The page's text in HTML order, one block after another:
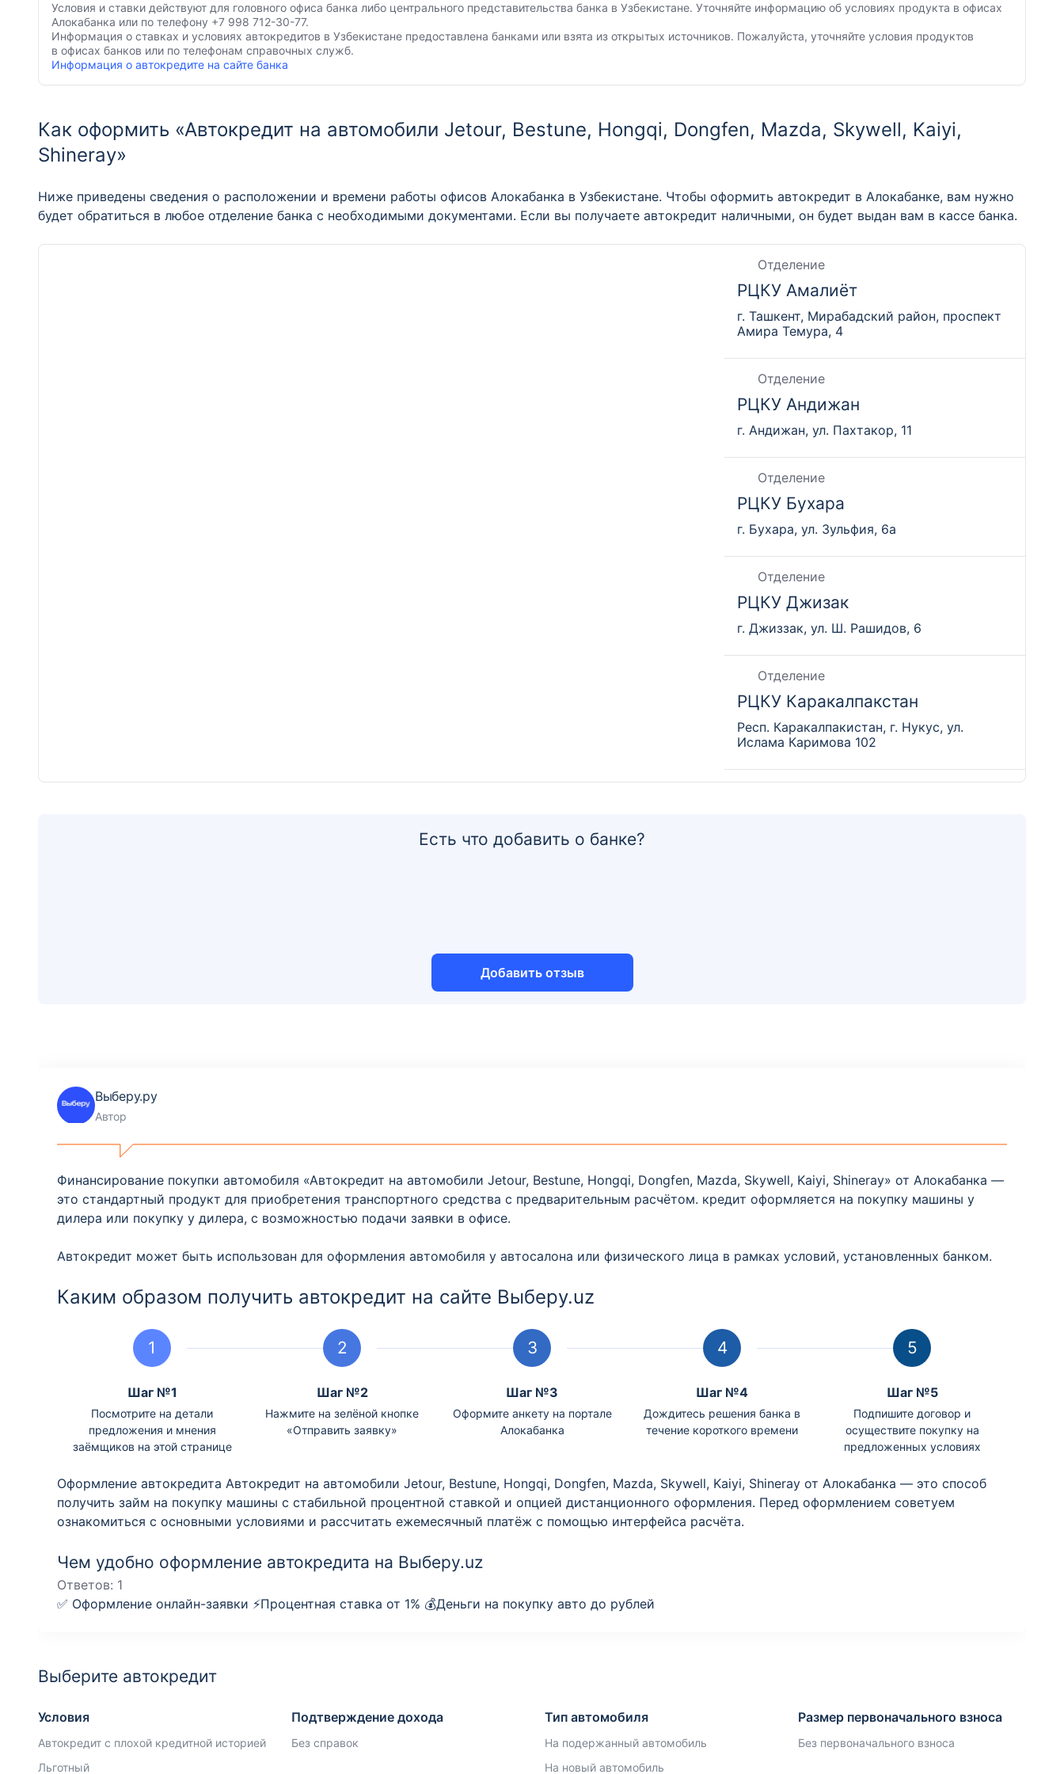
Условия и ставки действуют для головного офиса банка либо центрального представительства банка в Узбекистане. Уточняйте информацию об условиях продукта в офисах
Алокабанка или по телефону +7 998 712-30-77.
Информация о ставках и условиях автокредитов в Узбекистане предоставлена банками или взята из открытых источников. Пожалуйста, уточняйте условия продуктов
в офисах банков или по телефонам справочных служб.
Информация о автокредите на сайте банка
Как оформить «Автокредит на автомобили Jetour, Bestune, Hongqi, Dongfen, Mazda, Skywell, Kaiyi,
Shineray»
Ниже приведены сведения о расположении и времени работы офисов Алокабанка в Узбекистане. Чтобы оформить автокредит в Алокабанке, вам нужно
будет обратиться в любое отделение банка с необходимыми документами. Если вы получаете автокредит наличными, он будет выдан вам в кассе банка.
Отделение
РЦКУ Амалиёт
г. Ташкент, Мирабадский район, проспект
Амира Темура, 4
Отделение
РЦКУ Андижан
г. Андижан, ул. Пахтакор, 11
Отделение
РЦКУ Бухара
г. Бухара, ул. Зульфия, 6а
Отделение
РЦКУ Джизак
г. Джиззак, ул. Ш. Рашидов, 6
Отделение
РЦКУ Каракалпакстан
Респ. Каракалпакистан, г. Нукус, ул.
Ислама Каримова 102
г. Наманган, ул. Туракургон, 75
Есть что добавить о банке?
Добавить отзыв
Выберу.ру
Автор
Финансирование покупки автомобиля «Автокредит на автомобили Jetour, Bestune, Hongqi, Dongfen, Mazda, Skywell, Kaiyi, Shineray» от Алокабанка —
это стандартный продукт для приобретения транспортного средства с предварительным расчётом. кредит оформляется на покупку машины у
дилера или покупку у дилера, с возможностью подачи заявки в офисе.
Автокредит может быть использован для оформления автомобиля у автосалона или физического лица в рамках условий, установленных банком.
Каким образом получить автокредит на сайте Выберу.uz
Шаг №1
Посмотрите на детали
предложения и мнения
заёмщиков на этой странице
Шаг №2
Нажмите на зелёной кнопке
«Отправить заявку»
Шаг №3
Оформите анкету на портале
Алокабанка
Шаг №4
Дождитесь решения банка в
течение короткого времени
Шаг №5
Подпишите договор и
осуществите покупку на
предложенных условиях
Оформление автокредита Автокредит на автомобили Jetour, Bestune, Hongqi, Dongfen, Mazda, Skywell, Kaiyi, Shineray от Алокабанка — это способ
получить займ на покупку машины с стабильной процентной ставкой и опцией дистанционного оформления. Перед оформлением советуем
ознакомиться с основными условиями и рассчитать ежемесячный платёж с помощью интерфейса расчёта.
Чем удобно оформление автокредита на Выберу.uz
Ответов: 1
✅ Оформление онлайн-заявки ⚡️Процентная ставка от 1% 💰Деньги на покупку авто до рублей
Выберите автокредит
Условия
Автокредит с плохой кредитной историей
Льготный
Подтверждение дохода
Без справок
Тип автомобиля
На подержанный автомобиль
На новый автомобиль
Размер первоначального взноса
Без первоначального взноса